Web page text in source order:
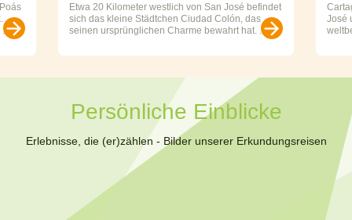
Etwa 20 Kilometer westlich von San José befindet
sich das kleine Städtchen Ciudad Colón, das
seinen ursprünglichen Charme bewahrt hat. ...
José
Persönliche Einblicke
Erlebnisse, die (er)zählen - Bilder unserer Erkundungsreisen